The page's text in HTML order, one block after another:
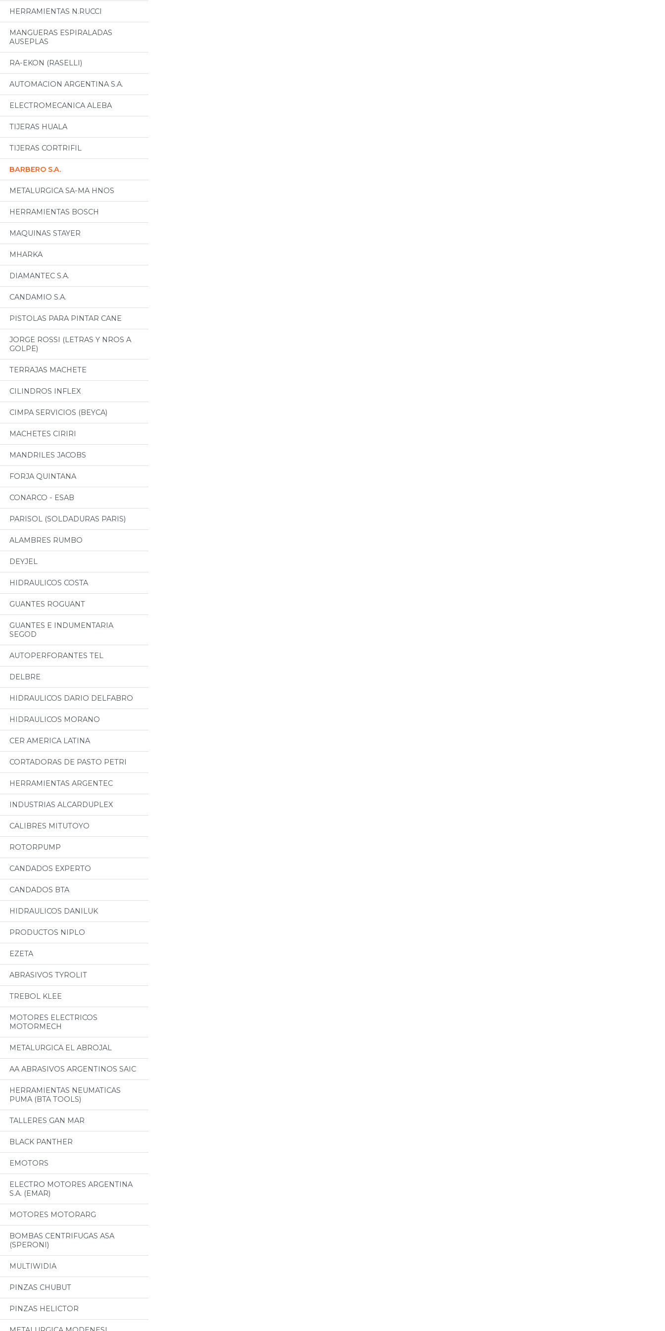
HERRAMIENTAS N.RUCCI
MANGUERAS ESPIRALADAS
AUSEPLAS
RA-EKON (RASELLI)
AUTOMACION ARGENTINA S.A.
ELECTROMECANICA ALEBA
TIJERAS HUALA
TIJERAS CORTRIFIL
BARBERO S.A.
METALURGICA SA-MA HNOS
HERRAMIENTAS BOSCH
MAQUINAS STAYER
MHARKA
DIAMANTEC S.A.
CANDAMIO S.A.
PISTOLAS PARA PINTAR CANE
JORGE ROSSI (LETRAS Y NROS A
GOLPE)
TERRAJAS MACHETE
CILINDROS INFLEX
CIMPA SERVICIOS (BEYCA)
MACHETES CIRIRI
MANDRILES JACOBS
FORJA QUINTANA
CONARCO - ESAB
PARISOL (SOLDADURAS PARIS)
ALAMBRES RUMBO
DEYJEL
HIDRAULICOS COSTA
GUANTES ROGUANT
GUANTES E INDUMENTARIA
SEGOD
AUTOPERFORANTES TEL
DELBRE
HIDRAULICOS DARIO DELFABRO
HIDRAULICOS MORANO
CER AMERICA LATINA
CORTADORAS DE PASTO PETRI
HERRAMIENTAS ARGENTEC
INDUSTRIAS ALCARDUPLEX
CALIBRES MITUTOYO
ROTORPUMP
CANDADOS EXPERTO
CANDADOS BTA
HIDRAULICOS DANILUK
PRODUCTOS NIPLO
EZETA
ABRASIVOS TYROLIT
TREBOL KLEE
MOTORES ELECTRICOS
MOTORMECH
METALURGICA EL ABROJAL
AA ABRASIVOS ARGENTINOS SAIC
HERRAMIENTAS NEUMATICAS
PUMA (BTA TOOLS)
TALLERES GAN MAR
BLACK PANTHER
EMOTORS
ELECTRO MOTORES ARGENTINA
S.A. (EMAR)
MOTORES MOTORARG
BOMBAS CENTRIFUGAS ASA
(SPERONI)
MULTIWIDIA
PINZAS CHUBUT
PINZAS HELICTOR